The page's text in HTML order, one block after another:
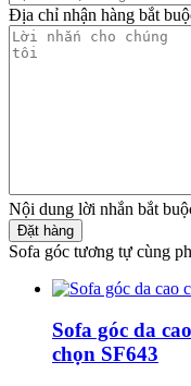
Địa chỉ nhận hàng bắt
Nội dung lời nhắn bắt
Đặt hàng
Sofa góc tương tự cùng
Sofa góc da
chọn SF643